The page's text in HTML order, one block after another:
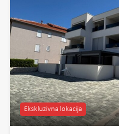
Ekskluzivna lokacija